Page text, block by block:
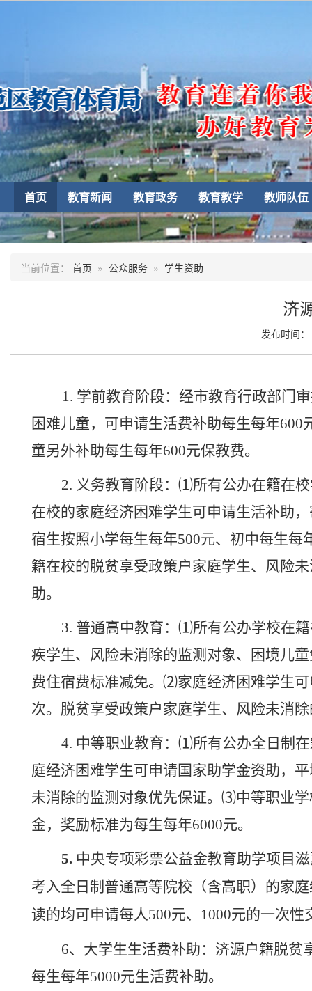
首页 教育新闻 教育政务 教育教学 教师队伍
当前位置： 首页 » 公众服务 » 学生资助
济
发布时间
1. 学前教育阶段：经市教育行政部门
困难儿童，可申请生活费补助每生每年
童另外补助每生每年600元保教费。
2. 义务教育阶段：⑴所有公办在籍在
在校的家庭经济困难学生可申请生活补助
宿生按照小学每生每年500元、初中每生
籍在校的脱贫享受政策户家庭学生、风险
助。
3. 普通高中教育：⑴所有公办学校在
疾学生、风险未消除的监测对象、困境儿
费住宿费标准减免。⑵家庭经济困难学生
次。脱贫享受政策户家庭学生、风险未消
4. 中等职业教育：⑴所有公办全日制
庭经济困难学生可申请国家助学金资助，
未消除的监测对象优先保证。⑶中等职业
金，奖励标准为每生每年6000元。
5. 中央专项彩票公益金教育助学项目
考入全日制普通高等院校（含高职）的家
读的均可申请每人500元、1000元的一次性
6、大学生生活费补助：济源户籍脱
每生每年5000元生活费补助。